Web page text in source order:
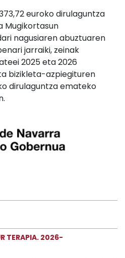
euroko dirulaguntza
Mugikortasun
nagusiaren abuztuaren
jarraiki, zeinak
2025 eta 2026
bizikleta-azpiegituren
dirulaguntza emateko
TERAPIA. 2026-